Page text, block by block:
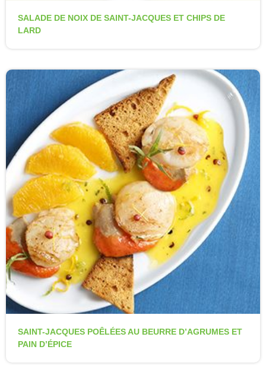
SALADE DE NOIX DE SAINT-JACQUES ET CHIPS DE
LARD
SAINT-JACQUES POÊLÉES AU BEURRE D’AGRUMES ET
PAIN D’ÉPICE